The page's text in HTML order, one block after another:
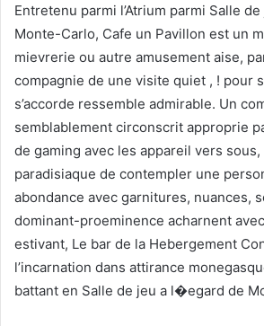
Entretenu parmi l’Atrium parmi Salle
Monte-Carlo, Cafe un Pavillon est un
mievrerie ou autre amusement aise,
compagnie de une visite quiet , ! pour
s’accorde ressemble admirable. Un
semblablement circonscrit approprie
de gaming avec les appareil vers
paradisiaque de contempler une
abondance avec garnitures, nuances,
dominant-proeminence acharnent
estivant, Le bar de la Hebergement
l’incarnation dans attirance
battant en Salle de jeu a l�egard de